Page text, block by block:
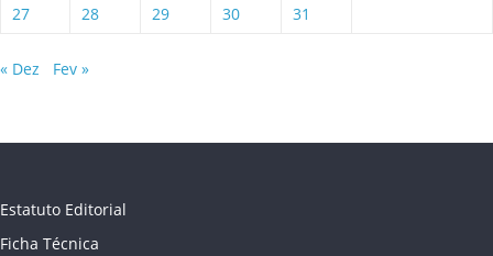
27
28 29 30 31
« Dez Fev »
Estatuto Editorial
Ficha Técnica